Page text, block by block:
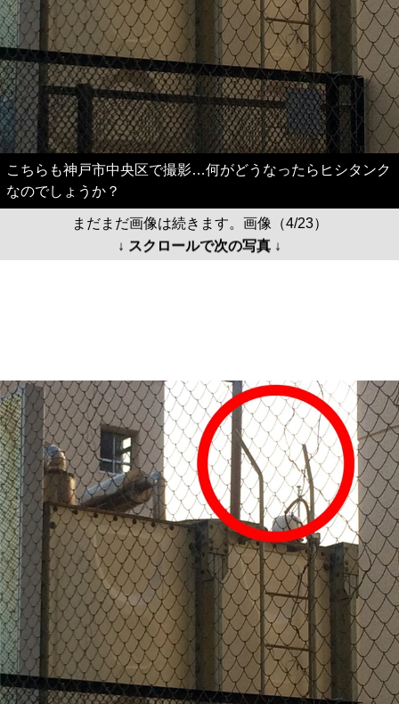
こちらも神戸市中央区で撮影…何がどうなったらヒシタンク
なのでしょうか？
まだまだ画像は続きます。画像（4/23）
↓ スクロールで次の写真 ↓